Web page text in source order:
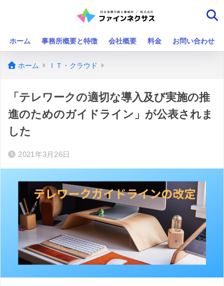
ホーム 事務所概要と特徴 会社概要 料金 お問い合わせ
ホーム ＩＴ・クラウド
「テレワークの適切な導入及び実施の推
進のためのガイドライン」が公表されま
した
2021年3月26日